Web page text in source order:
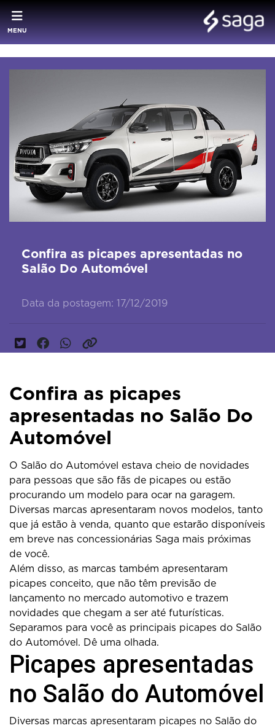
MENU
Confira as picapes apresentadas no
Salão Do Automóvel
Data da postagem: 17/12/2019
Confira as picapes
apresentadas no Salão Do
Automóvel
O Salão do Automóvel estava cheio de novidades
para pessoas que são fãs de picapes ou estão
procurando um modelo para ocar na garagem.
Diversas marcas apresentaram novos modelos, tanto
que já estão à venda, quanto que estarão disponíveis
em breve nas concessionárias Saga mais próximas
de você.
Além disso, as marcas também apresentaram
picapes conceito, que não têm previsão de
lançamento no mercado automotivo e trazem
novidades que chegam a ser até futurísticas.
Separamos para você as principais picapes do Salão
do Automóvel. Dê uma olhada.
Picapes apresentadas
no Salão do Automóvel
Diversas marcas apresentaram picapes no Salão do